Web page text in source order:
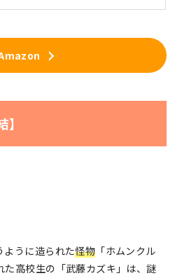
ように造られた怪物 「ホムンクル
た高校生の「武藤カズキ」は、謎